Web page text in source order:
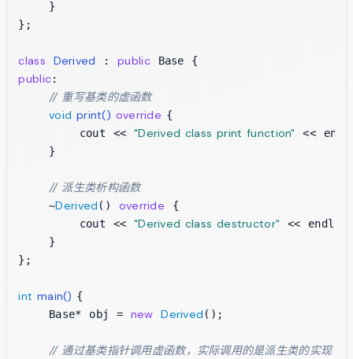
    }
};
class Derived : public
public:
// 重写基类的虚函数
void print() override {
        cout <<
"Derived class print function"
<<
    }
// 派生类析构函数
    ~
Derived () override {
        cout <<
"Derived class destructor" << endl;
    }
};
int main() {
    Base* obj =
new Derived ();
// 通过基类指针调用虚函数，实际调用的是派生类的实现